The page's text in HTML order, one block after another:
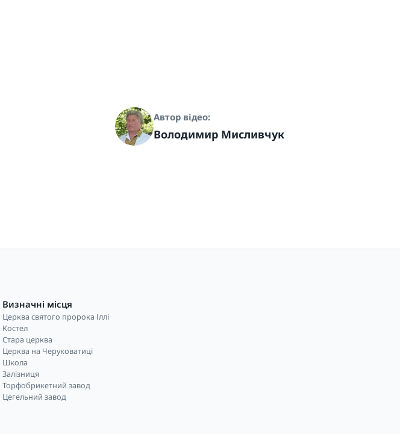
Автор відео:
Володимир Мисливчук
Визначні місця
Церква святого пророка Іллі
Костел
Стара церква
Церква на Черуковатиці
Школа
Залізниця
Торфобрикетний завод
Цегельний завод